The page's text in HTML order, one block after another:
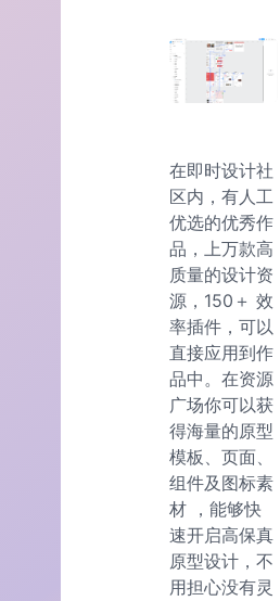
在即时设计社
区内，有人工
优选的优秀作
品，上万款高
质量的设计资
源，150＋ 效
率插件，可以
直接应用到作
品中。在资源
广场你可以获
得海量的原型
模板、页面、
组件及图标素
材 ，能够快
速开启高保真
原型设计，不
用担心没有灵